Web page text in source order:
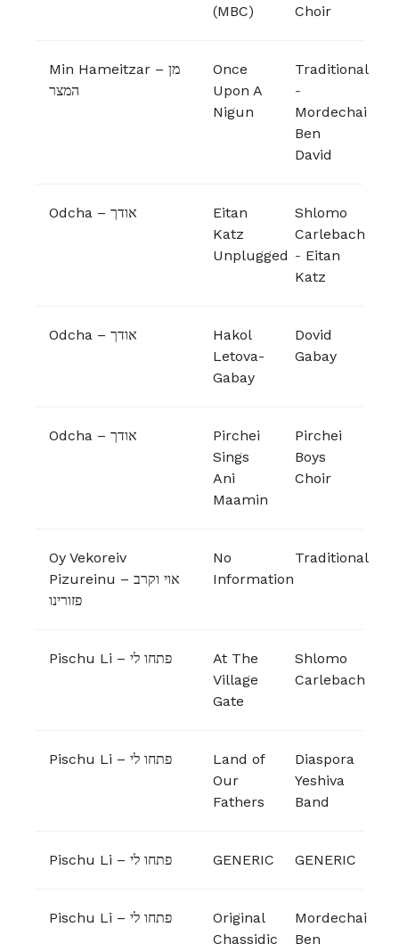
(MBC)
Choir
Min Hameitzar – מן
המצר
Once
Upon A
Nigun
Traditional
-
Mordechai
Ben
David
Odcha – אודך
Eitan
Katz
Unplugged
Shlomo
Carlebach
- Eitan
Katz
Odcha – אודך
Hakol
Letova-
Gabay
Dovid
Gabay
Odcha – אודך
Pirchei
Sings
Ani
Maamin
Pirchei
Boys
Choir
Oy Vekoreiv
Pizureinu – אוי וקרב
פזורינו
No
Information
Traditional
Pischu Li – פתחו לי
At The
Village
Gate
Shlomo
Carlebach
Pischu Li – פתחו לי
Land of
Our
Fathers
Diaspora
Yeshiva
Band
Pischu Li – פתחו לי GENERIC GENERIC
Pischu Li – פתחו לי
Original
Chassidic
Mordechai
Ben